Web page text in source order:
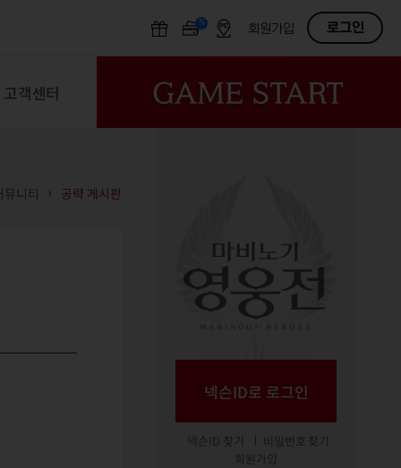
N OFF회원가입 로그인
고객센터
뮤니티 공략 게시판
넥슨ID로 로그인
넥슨ID 찾기
비밀번호 찾기
회원가입